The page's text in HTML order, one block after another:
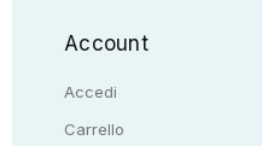
Account
Accedi
Carrello